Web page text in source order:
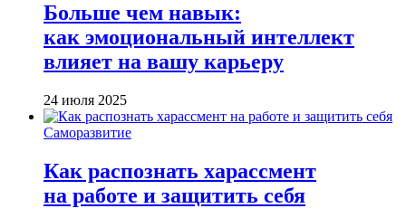
Больше чем навык:
как эмоциональный интеллект
влияет на вашу карьеру
24 июля 2025
Саморазвитие
Как распознать харассмент
на работе и защитить себя